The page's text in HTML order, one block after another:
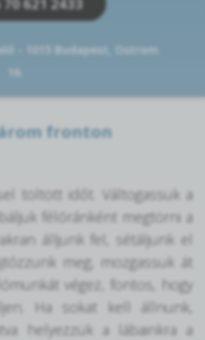
- 1015 Budapest, Ostrom
16.
fronton
töltött időt. Váltogassuk a
félóránként megtörni a
álljunk fel, sétáljunk el
meg, mozgassuk át
végez, fontos, hogy
Ha sokat kell állnunk,
helyezzük a lábainkra a